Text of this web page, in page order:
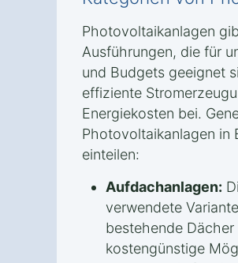
Photovoltaikanlagen
Ausführungen, die für
und Budgets geeignet
effiziente
Energiekosten bei.
Photovoltaikanlagen in
einteilen:
Aufdachanlagen:
verwendete
bestehende
kostengünstige